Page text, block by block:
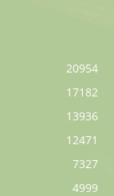
20954
17182
13936
12471
7327
4999